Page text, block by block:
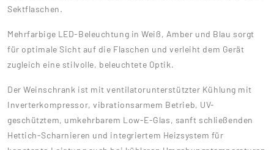
Sektflaschen.
Mehrfarbige LED-Beleuchtung in Weiß, Amber und Blau sorgt
für optimale Sicht auf die Flaschen und verleiht dem Gerät
zugleich eine stilvolle, beleuchtete Optik.
Der Weinschrank ist mit ventilatorunterstützter Kühlung mit
Inverterkompressor, vibrationsarmem Betrieb, UV-
geschütztem, umkehrbarem Low-E-Glas, sanft schließenden
Hettich-Scharnieren und integriertem Heizsystem für